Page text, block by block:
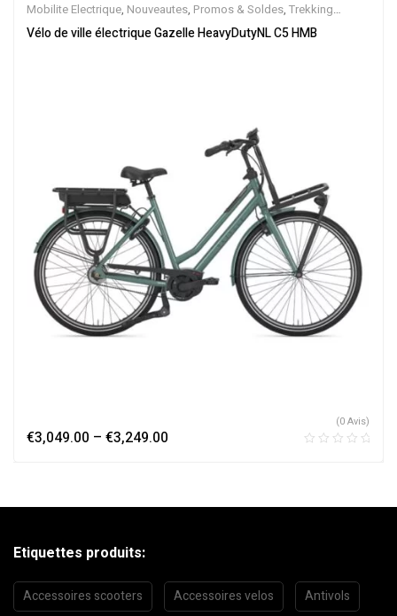
Mobilite Electrique, Nouveautes, Promos & Soldes, Trekking
électrique,Vélo électrique ville,Velos Electriques,VTC Electrique
Vélo de ville électrique Gazelle HeavyDutyNL C5 HMB
€3,049.00 – €3,249.00
(0 Avis)
Etiquettes produits:
Accessoires scooters Accessoires velos Antivols